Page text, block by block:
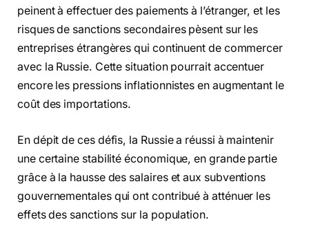
peinent à effectuer des paiements à l’étranger, et les
risques de sanctions secondaires pèsent sur les
entreprises étrangères qui continuent de commercer
avec la Russie. Cette situation pourrait accentuer
encore les pressions inflationnistes en augmentant le
coût des importations.
En dépit de ces défis, la Russie a réussi à maintenir
une certaine stabilité économique, en grande partie
grâce à la hausse des salaires et aux subventions
gouvernementales qui ont contribué à atténuer les
effets des sanctions sur la population.